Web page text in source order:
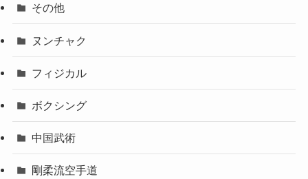
その他
ヌンチャク
フィジカル
ボクシング
中国武術
剛柔流空手道